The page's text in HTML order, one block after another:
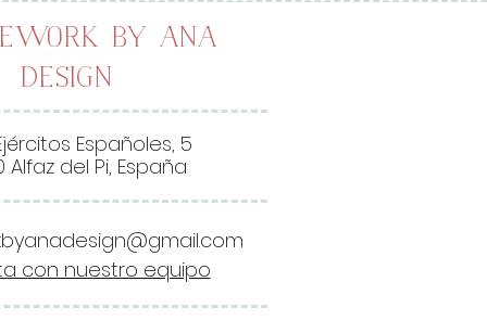
by Ana
Design
Españoles, 5
Alfaz del Pi, España
con nuestro equipo